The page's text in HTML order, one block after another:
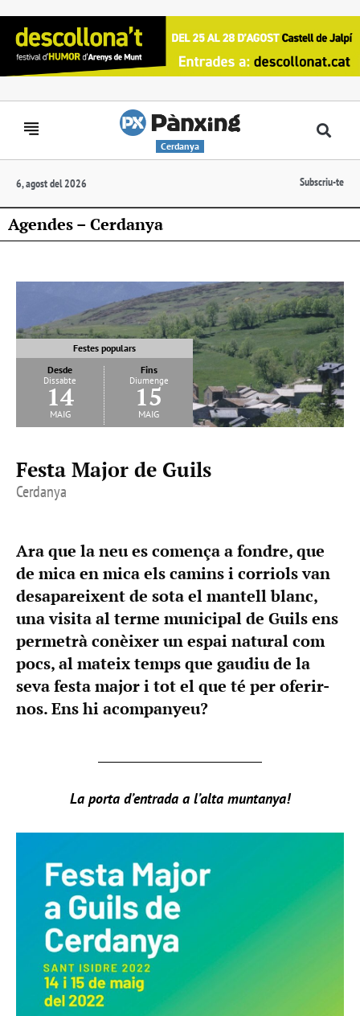
Cerdanya
6, agost del 2026 Subscriu-te
Agendes – Cerdanya
Festes populars
Desde
Dissabte
14
maig
Fins
Diumenge
15
maig
Festa Major de Guils
Cerdanya
Ara que la neu es comença a fondre, que
de mica en mica els camins i corriols van
desapareixent de sota el mantell blanc,
una visita al terme municipal de Guils ens
permetrà conèixer un espai natural com
pocs, al mateix temps que gaudiu de la
seva festa major i tot el que té per oferir-
nos. Ens hi acompanyeu?
La porta d’entrada a l’alta muntanya!